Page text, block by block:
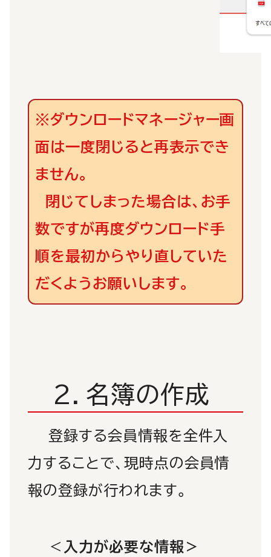
※ダウンロードマネージャー画
面は一度閉じると再表示でき
ません。
閉じてしまった場合は、お手
数ですが再度ダウンロード手
順を最初からやり直していた
だくようお願いします。
2．名簿の作成
登録する会員情報を全件入
力することで、現時点の会員情
報の登録が行われます。
＜ 入力が必要な情報＞